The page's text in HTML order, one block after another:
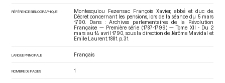
RÉFÉRENCE BIBLIOGRAPHIQUE
Montesquiou Fezensac François Xavier, abbé et duc de.
Décret concernant les pensions, lors de la séance du 5 mars
1790. Dans : Archives parlementaires de la Révolution
Française — Première série (1787-1799) — Tome XII - Du 2
mars au 14 avril 1790 , sous la direction de Jérôme Mavidal et
Emile Laurent. 1881. p. 31.
LANGUE PRINCIPALE Français
NOMBRE DE PAGES 1